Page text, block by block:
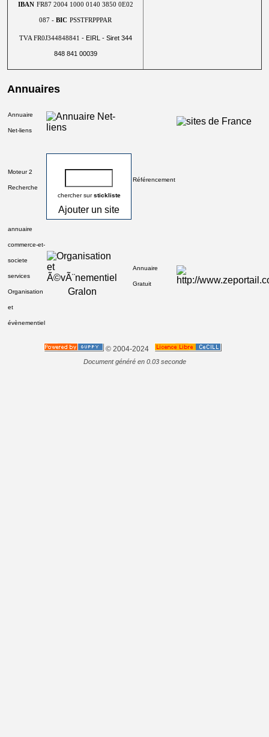
IBAN FR87 2004 1000 0140 3850 0E02
087 - BIC PSSTFRPPPAR
TVA FR0J344848841 - EIRL - Siret 344
848 841 00039
Annuaires
Annuaire
Net-liens
Moteur 2
Recherche
chercher surstickliste
Ajouter un site
Référencement
annuaire
commerce-et-
societe
services
Organisation
et
évènementiel
Gralon
Annuaire
Gratuit
© 2004-2024
Document généré en 0.03 seconde